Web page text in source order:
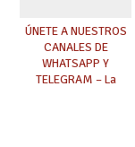
ÚNETE A NUESTROS
CANALES DE
WHATSAPP Y
TELEGRAM – La